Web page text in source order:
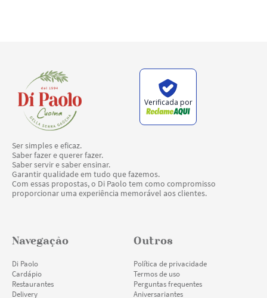
Nossa História
Crocante por fora e suculento por dentro, o Galeto Di
Paolo difunde e perpetua a cultura da imigração
italiana no Rio Grande do Sul. Pela qualidade da
cozinha e pelo sabor, foi eleito por mais de 10 anos
Verificada por
Ser simples e eficaz.
Saber fazer e querer fazer.
Saber servir e saber ensinar.
Garantir qualidade em tudo que fazemos.
Com essas propostas, o Di Paolo tem como compromisso
proporcionar uma experiência memorável aos clientes.
Navegação
Di Paolo
Cardápio
Restaurantes
Delivery
Outros
Política de privacidade
Termos de uso
Perguntas frequentes
Aniversariantes